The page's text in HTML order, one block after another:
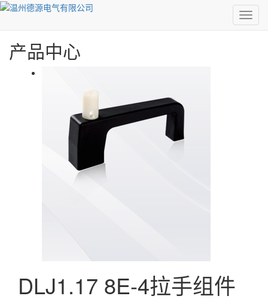
0577-86520257
产品中心
DLJ1.17 8E-4拉手组件